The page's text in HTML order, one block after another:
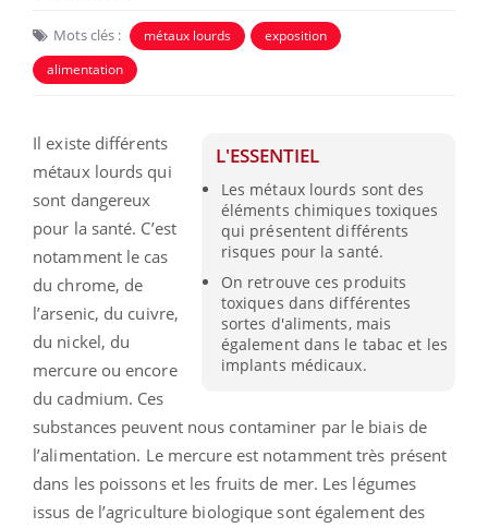
Mots clés : métaux lourds
exposition
alimentation
L'ESSENTIEL
Les métaux lourds sont des
éléments chimiques toxiques
qui présentent différents
risques pour la santé.
On retrouve ces produits
toxiques dans différentes
sortes d'aliments, mais
également dans le tabac et les
implants médicaux.
Il existe différents
métaux lourds qui
sont dangereux
pour la santé. C’est
notamment le cas
du chrome, de
l’arsenic, du cuivre,
du nickel, du
mercure ou encore
du cadmium. Ces
substances peuvent nous contaminer par le biais de
l’alimentation. Le mercure est notamment très présent
dans les poissons et les fruits de mer. Les légumes
issus de l’agriculture biologique sont également des